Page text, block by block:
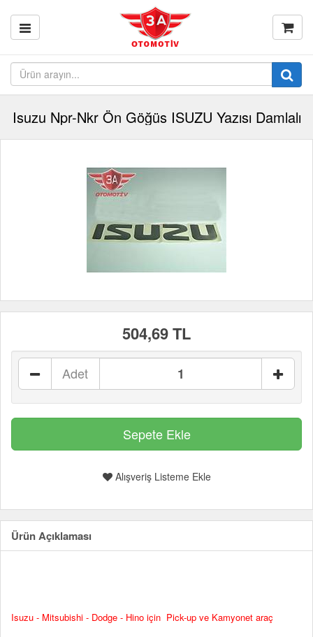
Isuzu Npr-Nkr Ön Göğüs ISUZU Yazısı Damlalı
504,69 TL
Adet
Alışveriş Listeme Ekle
Ürün Açıklaması
Isuzu - Mitsubishi - Dodge - Hino için Pick-up ve Kamyonet araç